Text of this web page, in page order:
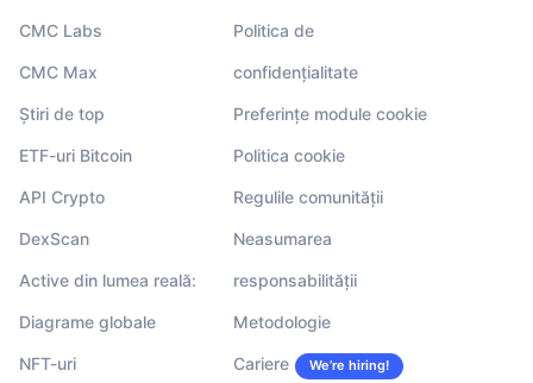
CMC Labs
CMC Max
Știri de top
ETF-uri Bitcoin
API Crypto
DexScan
Active din lumea reală:
Diagrame globale
NFT-uri
Politica de
confidențialitate
Preferințe module cookie
Politica cookie
Regulile comunității
Neasumarea
responsabilității
Metodologie
Cariere We’re hiring!